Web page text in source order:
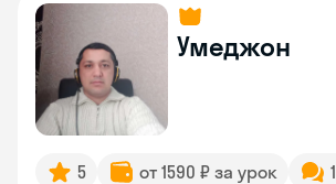
Умеджон
5 от 1590 ₽ за урок